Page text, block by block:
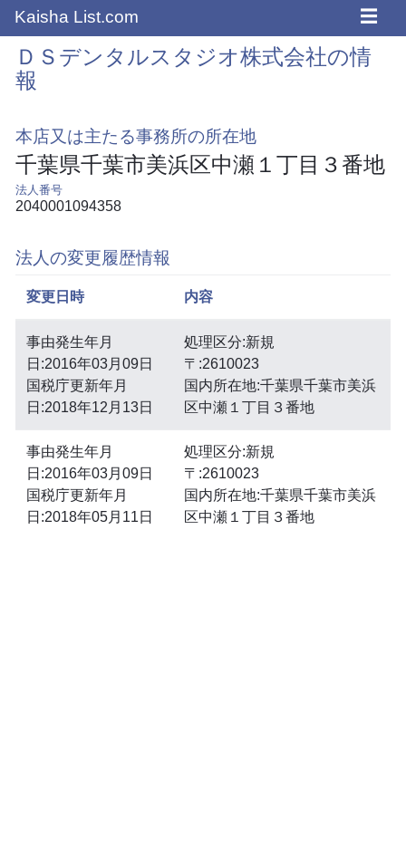
Kaisha List.com ☰
ＤＳデンタルスタジオ株式会社の情
報
本店又は主たる事務所の所在地
千葉県千葉市美浜区中瀬１丁目３番地
法人番号
2040001094358
法人の変更履歴情報
変更日時 内容
事由発生年月
日:2016年03月09日
国税庁更新年月
日:2018年12月13日
処理区分:新規
〒:2610023
国内所在地:千葉県千葉市美浜
区中瀬１丁目３番地
事由発生年月
日:2016年03月09日
国税庁更新年月
日:2018年05月11日
処理区分:新規
〒:2610023
国内所在地:千葉県千葉市美浜
区中瀬１丁目３番地